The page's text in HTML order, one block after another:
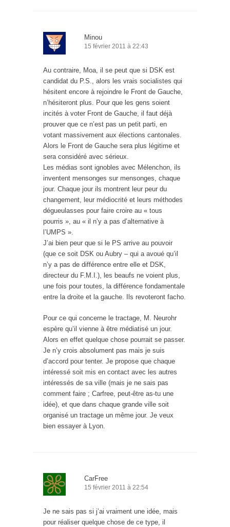
Minou
15 février 2011 à 22:43
Au contraire, Moa, il se peut que si DSK est
candidat du P.S., alors les vrais socialistes qui
hésitent encore à rejoindre le Front de Gauche,
n’hésiteront plus. Pour que les gens soient
incités à voter Front de Gauche, il faut déjà
prouver que ce n’est pas un petit parti, en
votant massivement aux élections cantonales.
Alors le Front de Gauche sera plus légitime et
sera considéré avec sérieux.
Les médias sont ignobles avec Mélenchon, ils
inventent mensonges sur mensonges, chaque
jour. Chaque jour ils montrent leur peur du
changement, leur médiocrité et leurs méthodes
dégueulasses pour faire croire au « tous
pourris », au « il n’y a pas d’alternative à
l’UMPS ».
J’ai bien peur que si le PS arrive au pouvoir
(que ce soit DSK ou Aubry – qui a avoué qu’il
n’y a pas de différence entre elle et DSK,
directeur du F.M.I.), les beaufs ne voient plus,
une fois pour toutes, la différence fondamentale
entre la droite et la gauche. Ils revoteront facho.
Pour ce qui concerne le tractage, M. Neurohr
espère qu’il vienne à être médiatisé un jour.
Alors en effet quelque chose pourrait se passer.
Je n’y crois absolument pas mais je suis
d’accord pour tenter. Je propose que chaque
intéressé soit mis en contact avec les autres
intéressés de sa ville (mais je ne sais pas
comment faire ; Carfree, peut-être as-tu une
idée), et que dans chaque grande ville soit
organisé un tractage un même jour. Je veux
bien essayer à Lyon.
CarFree
15 février 2011 à 22:54
Je ne sais pas si j’ai vraiment une idée, mais
pour réaliser quelque chose de ce type, il